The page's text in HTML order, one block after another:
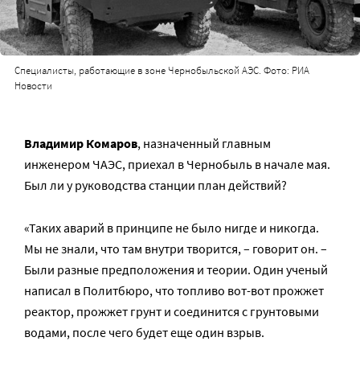
Специалисты, работающие в зоне Чернобыльской АЭС. Фото: РИА
Новости
Владимир Комаров, назначенный главным
инженером ЧАЭС, приехал в Чернобыль в начале мая.
Был ли у руководства станции план действий?
«Таких аварий в принципе не было нигде и никогда.
Мы не знали, что там внутри творится, – говорит он. –
Были разные предположения и теории. Один ученый
написал в Политбюро, что топливо вот-вот прожжет
реактор, прожжет грунт и соединится с грунтовыми
водами, после чего будет еще один взрыв.